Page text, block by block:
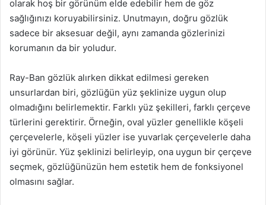
olarak hoş bir görünüm elde edebilir hem de göz
sağlığınızı koruyabilirsiniz. Unutmayın, doğru gözlük
sadece bir aksesuar değil, aynı zamanda gözlerinizi
korumanın da bir yoludur.
Ray-Ban gözlük alırken dikkat edilmesi gereken
unsurlardan biri, gözlüğün yüz şeklinize uygun olup
olmadığını belirlemektir. Farklı yüz şekilleri, farklı çerçeve
türlerini gerektirir. Örneğin, oval yüzler genellikle köşeli
çerçevelerle, köşeli yüzler ise yuvarlak çerçevelerle daha
iyi görünür. Yüz şeklinizi belirleyip, ona uygun bir çerçeve
seçmek, gözlüğünüzün hem estetik hem de fonksiyonel
olmasını sağlar.